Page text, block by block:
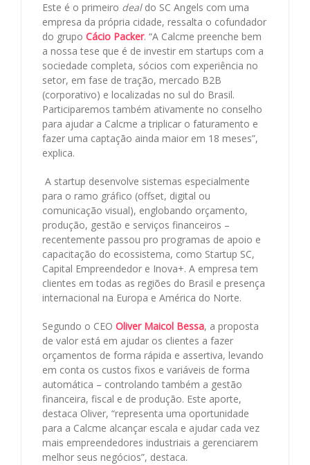
Este é o primeiro dealdo SC Angels com uma
empresa da própria cidade, ressalta o cofundador
do grupo Cácio Packer. “A Calcme preenche bem
a nossa tese que é de investir em startups com a
sociedade completa, sócios com experiência no
setor, em fase de tração, mercado B2B
(corporativo) e localizadas no sul do Brasil.
Participaremos também ativamente no conselho
para ajudar a Calcme a triplicar o faturamento e
fazer uma captação ainda maior em 18 meses”,
explica.
A startup desenvolve sistemas especialmente
para o ramo gráfico (offset, digital ou
comunicação visual), englobando orçamento,
produção, gestão e serviços financeiros –
recentemente passou pro programas de apoio e
capacitação do ecossistema, como Startup SC,
Capital Empreendedor e Inova+. A empresa tem
clientes em todas as regiões do Brasil e presença
internacional na Europa e América do Norte.
Segundo o CEO Oliver Maicol Bessa, a proposta
de valor está em ajudar os clientes a fazer
orçamentos de forma rápida e assertiva, levando
em conta os custos fixos e variáveis de forma
automática – controlando também a gestão
financeira, fiscal e de produção. Este aporte,
destaca Oliver, “representa uma oportunidade
para a Calcme alcançar escala e ajudar cada vez
mais empreendedores industriais a gerenciarem
melhor seus negócios”, destaca.